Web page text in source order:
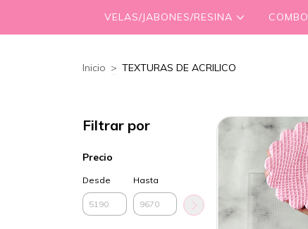
VELAS/JABONES/RESINA
Inicio > TEXTURAS DE ACRILICO
Filtrar por
Precio
Desde Hasta